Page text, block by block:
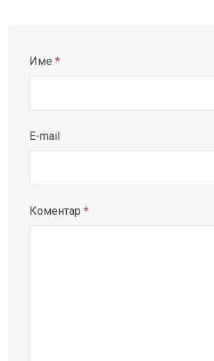
Име *
E-mail
Коментар *